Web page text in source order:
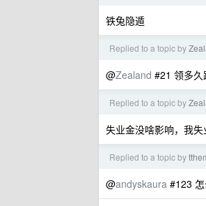
铁兔隐遁
Replied to a topic by
@Zealand #21 领多
Replied to a topic by
失业金没啥影响，我
Replied to a topic by
@andyskaura #123